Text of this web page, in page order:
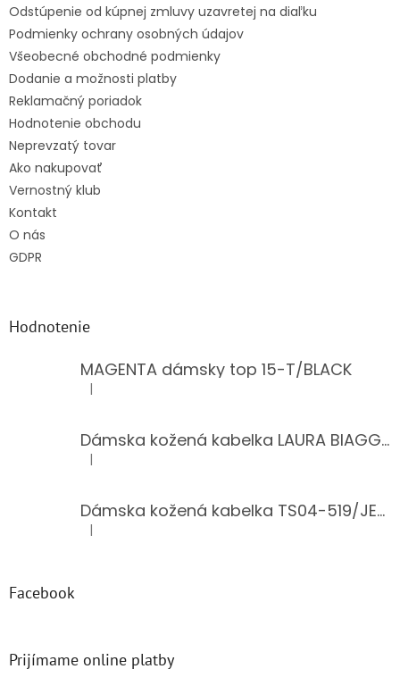
Odstúpenie od kúpnej zmluvy uzavretej na diaľku
Podmienky ochrany osobných údajov
Všeobecné obchodné podmienky
Dodanie a možnosti platby
Reklamačný poriadok
Hodnotenie obchodu
Neprevzatý tovar
Ako nakupovať
Vernostný klub
Kontakt
O nás
GDPR
Hodnotenie
MAGENTA dámsky top 15-T/BLACK
Hodnotenie produktu je 5 z 5 hviezdičiek.
|
Dámska kožená kabelka LAURA BIAGGI 944-PINK
Hodnotenie produktu je 5 z 5 hviezdičiek.
|
Dámska kožená kabelka TS04-519/JEANS BLUE
Hodnotenie produktu je 5 z 5 hviezdičiek.
|
Facebook
Prijímame online platby